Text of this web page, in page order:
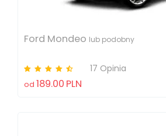
Ford Mondeo lub podobny
17 Opinia
od 189.00 PLN